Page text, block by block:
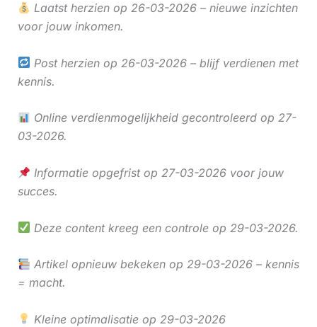
Laatst herzien op 26-03-2026 – nieuwe inzichten
voor jouw inkomen.
Post herzien op 26-03-2026 – blijf verdienen met
kennis.
Online verdienmogelijkheid gecontroleerd op 27-
03-2026.
Informatie opgefrist op 27-03-2026 voor jouw
succes.
Deze content kreeg een controle op 29-03-2026.
Artikel opnieuw bekeken op 29-03-2026 – kennis
= macht.
Kleine optimalisatie op 29-03-2026